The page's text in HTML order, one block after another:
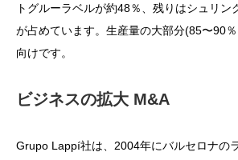
トグルーラベルが約48％、残りはシュリン
が占めています。生産量の大部分(85〜90
向けです。
ビジネスの拡大 M&A
Grupo Lappí社は、2004年にバルセロナの